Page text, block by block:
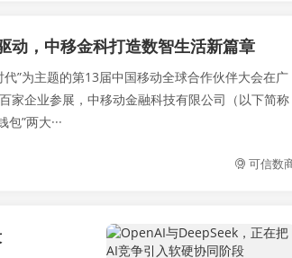
动，中移金科打造数智生活新篇章
”为主题的第13届中国移动全球合作伙伴大会在广
家企业参展，中移动金融科技有限公司（以下简称
”两大···
可信数